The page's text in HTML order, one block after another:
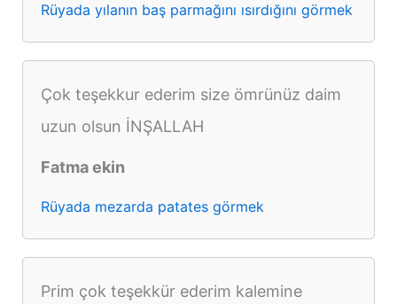
Rüyada yılanın baş parmağını ısırdığını görmek
Çok teşekkur ederim size ömrünüz daim
uzun olsun İNŞALLAH
Fatma ekin
Rüyada mezarda patates görmek
Prim çok teşekkür ederim kalemine